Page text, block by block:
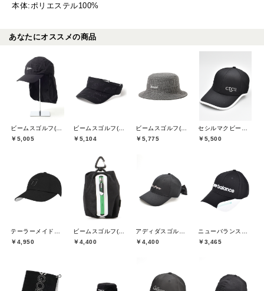
本体:ポリエステル100%
あなたにオススメの商品
￥5,005
￥5,104
￥5,775
￥5,500
￥4,950
￥4,400
￥4,400
￥3,465